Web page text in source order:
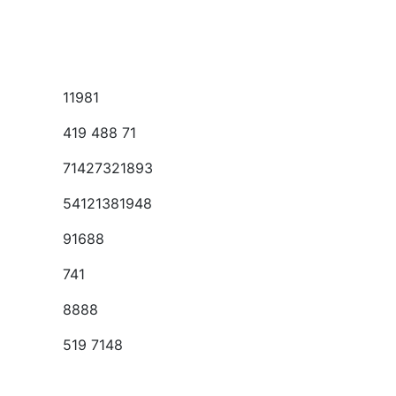
11981
419 488 71
71427321893
54121381948
91688
741
8888
519 7148